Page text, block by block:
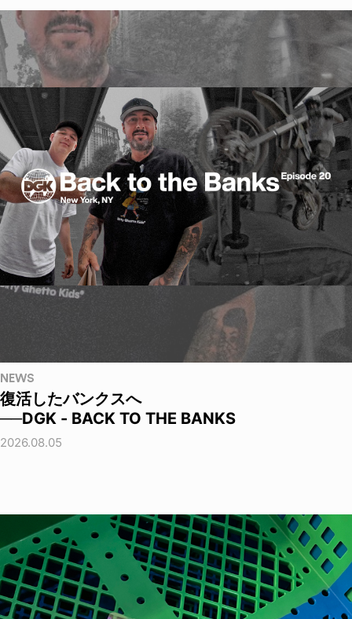
NEWS
復活したバンクスへ
──DGK - BACK TO THE BANKS
2026.08.05